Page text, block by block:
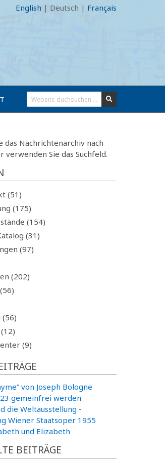
English | Deutsch | Français
das Nachrichtenarchiv nach
verwenden Sie das Suchfeld.
(51)
(175)
(154)
(31)
(97)
(202)
(56)
(9)
von Joseph Bologne
gemeinfrei werden
die Weltausstellung -
Wiener Staatsoper 1955
und Elizabeth
BEITRÄGE